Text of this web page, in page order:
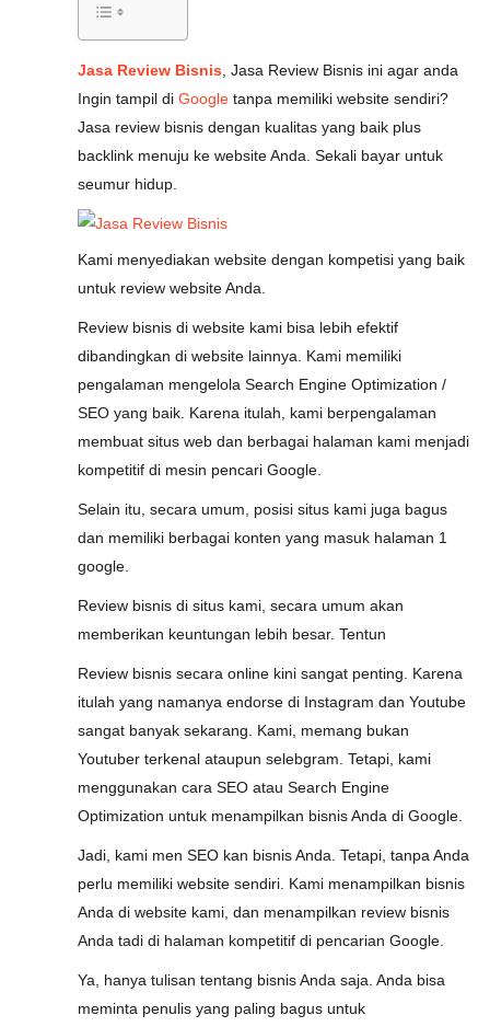
Jasa Review Bisnis , Jasa Review Bisnis ini agar anda
Ingin tampil di Google tanpa memiliki website sendiri?
Jasa review bisnis dengan kualitas yang baik plus
backlink menuju ke website Anda. Sekali bayar untuk
seumur hidup.
Kami menyediakan website dengan kompetisi yang baik
untuk review website Anda.
Review bisnis di website kami bisa lebih efektif
dibandingkan di website lainnya. Kami memiliki
pengalaman mengelola Search Engine Optimization /
SEO yang baik. Karena itulah, kami berpengalaman
membuat situs web dan berbagai halaman kami menjadi
kompetitif di mesin pencari Google.
Selain itu, secara umum, posisi situs kami juga bagus
dan memiliki berbagai konten yang masuk halaman 1
google.
Review bisnis di situs kami, secara umum akan
memberikan keuntungan lebih besar. Tentun
Review bisnis secara online kini sangat penting. Karena
itulah yang namanya endorse di Instagram dan Youtube
sangat banyak sekarang. Kami, memang bukan
Youtuber terkenal ataupun selebgram. Tetapi, kami
menggunakan cara SEO atau Search Engine
Optimization untuk menampilkan bisnis Anda di Google.
Jadi, kami men SEO kan bisnis Anda. Tetapi, tanpa Anda
perlu memiliki website sendiri. Kami menampilkan bisnis
Anda di website kami, dan menampilkan review bisnis
Anda tadi di halaman kompetitif di pencarian Google.
Ya, hanya tulisan tentang bisnis Anda saja. Anda bisa
meminta penulis yang paling bagus untuk